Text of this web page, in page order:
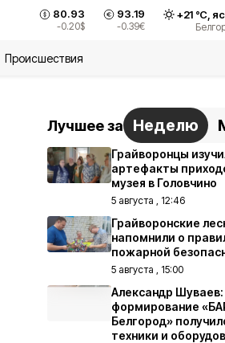
80.93
-0.20$
93.19
-0.39€
+21°С,
Происшествия
Лучшее за Неделю
Грайворонцы
артефакты
музея в Головчино
5 августа , 12:46
Грайворонские
напомнили о
пожарной
5 августа , 15:00
Александр Шуваев:
формирование
Белгород»
техники и